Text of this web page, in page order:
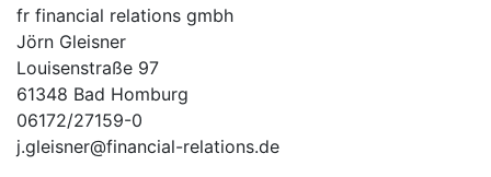
fr financial relations gmbh
Jörn Gleisner
Louisenstraße 97
61348 Bad Homburg
06172/27159-0
j.gleisner@financial-relations.de